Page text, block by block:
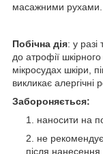
масажними рухами.
Побічна дія: у
до атрофії
мікросудах шкіри,
викликає алергічні
Забороняється:
наносити на
не
після нанесення